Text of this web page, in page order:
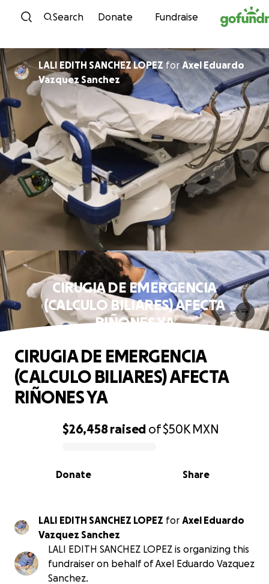
Skip to content
Search Donate Fundraise
LALI EDITH SANCHEZ LOPEZfor Axel Eduardo
Vazquez Sanchez
CIRUGIA DE EMERGENCIA
(CALCULO BILIARES) AFECTA
RIÑONES YA
0% complete
$26,458 raised of$50K MXN
Share
Donate
CIRUGIA DE EMERGENCIA
(CALCULO BILIARES) AFECTA
RIÑONES YA
LALI EDITH SANCHEZ LOPEZ for Axel Eduardo
Vazquez Sanchez
LALI EDITH SANCHEZ LOPEZ is organizing this
fundraiser on behalf of Axel Eduardo Vazquez
Sanchez.